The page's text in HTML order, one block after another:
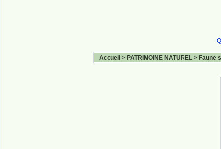
Accueil > PATRIMOINE NATUREL > Faune